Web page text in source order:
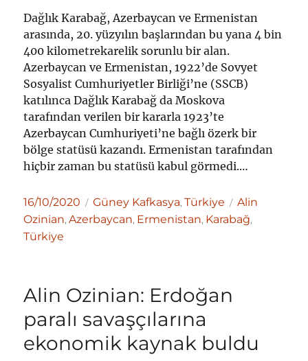
Dağlık Karabağ, Azerbaycan ve Ermenistan
arasında, 20. yüzyılın başlarından bu yana 4 bin
400 kilometrekarelik sorunlu bir alan.
Azerbaycan ve Ermenistan, 1922’de Sovyet
Sosyalist Cumhuriyetler Birliği’ne (SSCB)
katılınca Dağlık Karabağ da Moskova
tarafından verilen bir kararla 1923’te
Azerbaycan Cumhuriyeti’ne bağlı özerk bir
bölge statüsü kazandı. Ermenistan tarafından
hiçbir zaman bu statüsü kabul görmedi.…
Yayın
tarihi
16/10/2020 Kategoriler
Güney Kafkasya,Türkiye Etiketler
Alin
Ozinian,Azerbaycan, Ermenistan, Karabağ,
Türkiye
Alin Ozinian: Erdoğan
paralı savaşçılarına
ekonomik kaynak buldu